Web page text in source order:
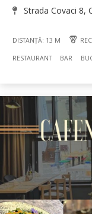
Strada Covaci 8,
DISTANȚĂ: 13 M
RESTAURANT BAR